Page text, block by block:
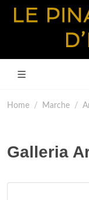
Home Marche
Galleria